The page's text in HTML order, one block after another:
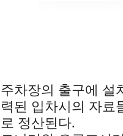
주차장의 출구에 설
력된 입차시의 자료
로 정산된다.